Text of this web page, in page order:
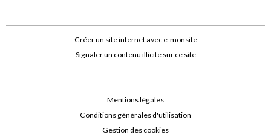
Créer un site internet avec e-monsite
Signaler un contenu illicite sur ce site
Mentions légales
Conditions générales d'utilisation
Gestion des cookies